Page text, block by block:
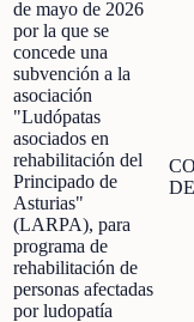
de mayo de 2026
por la que se
concede una
subvención a la
asociación
"Ludópatas
asociados en
rehabilitación del
Principado de
Asturias"
(LARPA), para
programa de
rehabilitación de
personas afectadas
por ludopatía